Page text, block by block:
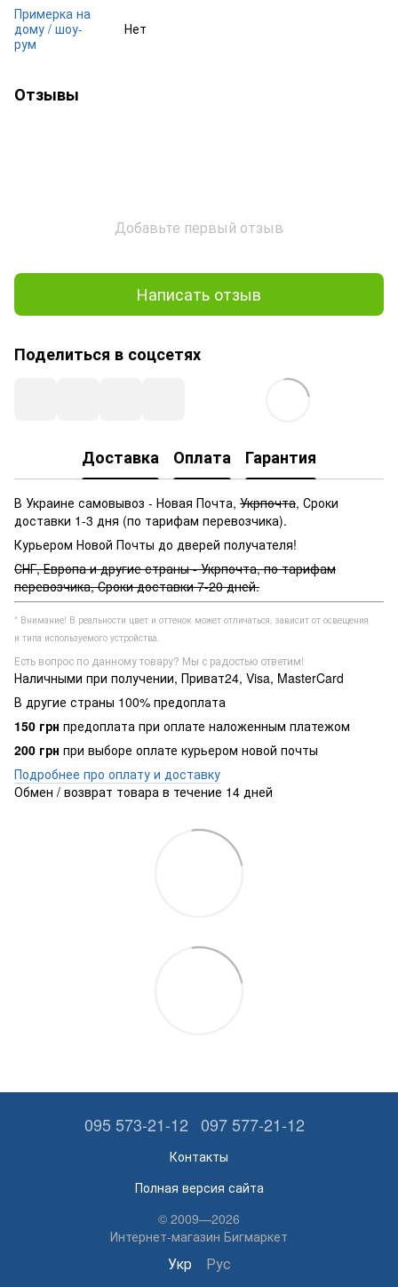
Примерка на
дому / шоу-
рум
Нет
Отзывы
Добавьте первый отзыв
Написать отзыв
Поделиться в соцсетях
Доставка Оплата Гарантия
В Украине самовывоз - Новая Почта, Укрпочта, Сроки
доставки 1-3 дня (по тарифам перевозчика).
Курьером Новой Почты до дверей получателя!
СНГ, Европа и другие страны - Укрпочта, по тарифам
перевозчика, Сроки доставки 7-20 дней.
* Внимание! В реальности цвет и оттенок может отличаться, зависит от освещения
и типа используемого устройства.
Есть вопрос по данному товару? Мы с радостью ответим!
Наличными при получении, Приват24, Visa, MasterCard
В другие страны 100% предоплата
150 грн предоплата при оплате наложенным платежом
200 грн при выборе оплате курьером новой почты
Подробнее про оплату и доставку
Обмен / возврат товара в течение 14 дней
095 573-21-12 097 577-21-12
Контакты
Полная версия сайта
© 2009—2026
Интернет-магазин Бигмаркет
Укр Рус